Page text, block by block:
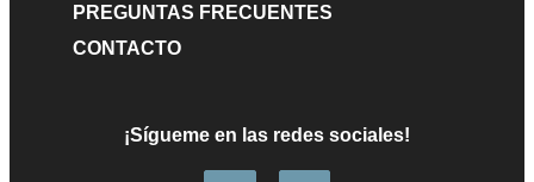
PREGUNTAS FRECUENTES
CONTACTO
¡Sígueme en las redes sociales!